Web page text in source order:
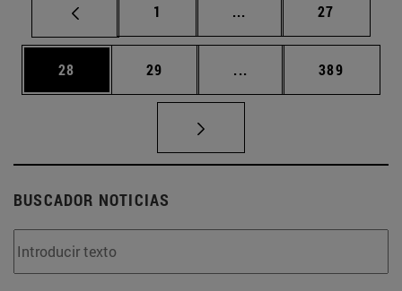
Página
1 ... Páginas intermedias
Página
27
Página
28 Página
29 ... Páginas intermedias
Página
389
BUSCADOR NOTICIAS